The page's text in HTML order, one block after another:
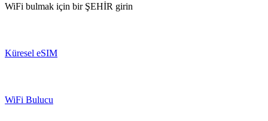
WiFi bulmak için bir ŞEHİR girin
Küresel eSIM
WiFi Bulucu